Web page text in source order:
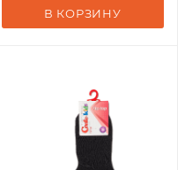
В КОРЗИНУ